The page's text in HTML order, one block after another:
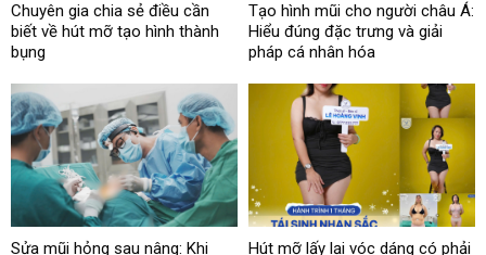
Chuyên gia chia sẻ điều cần
biết về hút mỡ tạo hình thành
bụng
Tạo hình mũi cho người châu Á:
Hiểu đúng đặc trưng và giải
pháp cá nhân hóa
Sửa mũi hỏng sau nâng: Khi Hút mỡ lấy lại vóc dáng có phải